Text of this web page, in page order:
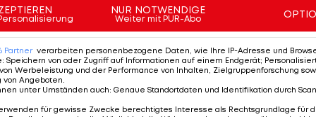
zu gefährlich, auf diesem Platz kannst du heute nicht
Anpfiff abgesagt wurde", zeigt sich SKN-Cheftrainer
ist die Entscheidung ganz klar. Nach 15 Minuten
wäre nach dem Prinzip Zufall ausgeführt
NUR NOTWENDIGE
Weiter mit PUR-Abo
Partner verarbeiten personenbezogene Daten, wie Ihre IP-Adresse und
: Speichern von oder Zugriff auf Informationen auf einem Endgerät;
Werbeleistung und der Performance von Inhalten, Zielgruppenforschung
von Angeboten.
unter Umständen auch: Genaue Standortdaten und Identifikation durch
für gewisse Zwecke berechtigtes Interesse als Rechtsgrundlage für